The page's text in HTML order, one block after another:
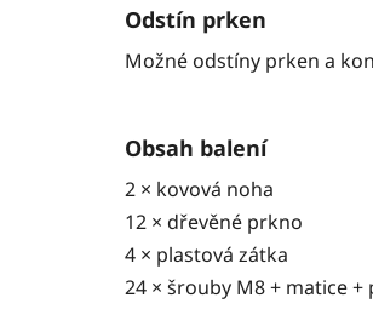
Odstín prken
Možné odstíny prken a
Obsah
2 × kovová noha
12 × dřevěné prkno
4 × plastová zátka
24 × šrouby M8 + matice +